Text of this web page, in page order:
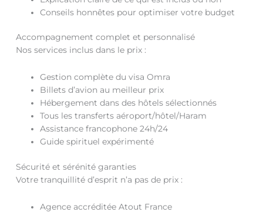
Conseils honnêtes pour optimiser votre budget
Accompagnement complet et personnalisé
Nos services inclus dans le prix :
Gestion complète du visa Omra
Billets d’avion au meilleur prix
Hébergement dans des hôtels sélectionnés
Tous les transferts aéroport/hôtel/Haram
Assistance francophone 24h/24
Guide spirituel expérimenté
Sécurité et sérénité garanties
Votre tranquillité d’esprit n’a pas de prix :
Agence accréditée Atout France